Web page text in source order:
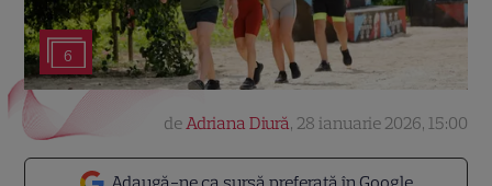
6
deAdriana Diură, 28 ianuarie 2026, 15:00